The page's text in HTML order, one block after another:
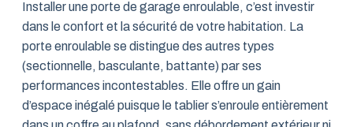
Installer une porte de garage enroulable, c’est investir
dans le confort et la sécurité de votre habitation. La
porte enroulable se distingue des autres types
(sectionnelle, basculante, battante) par ses
performances incontestables. Elle offre un gain
d’espace inégalé puisque le tablier s’enroule entièrement